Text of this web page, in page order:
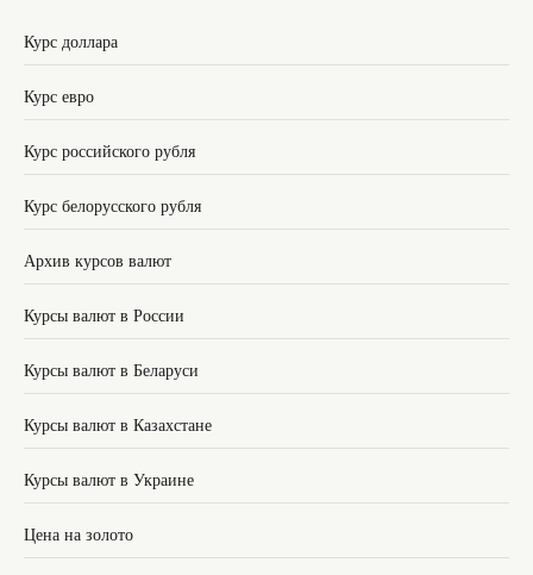
Курс доллара
Курс евро
Курс российского рубля
Курс белорусского рубля
Архив курсов валют
Курсы валют в России
Курсы валют в Беларуси
Курсы валют в Казахстане
Курсы валют в Украине
Цена на золото